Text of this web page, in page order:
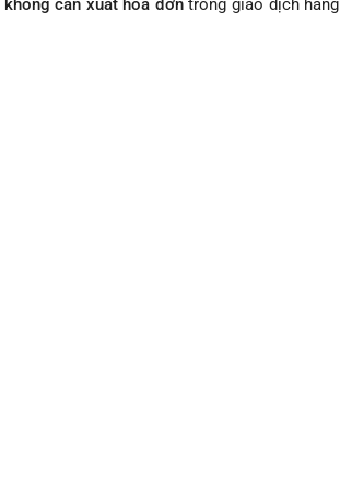
không cần xuất hóa đơntrong giao dịch hằng